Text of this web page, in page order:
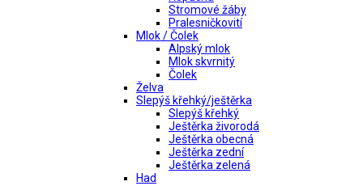
Stromové žáby
Pralesničkovití
Mlok / Čolek
Alpský mlok
Mlok skvrnitý
Čolek
Želva
Slepýš křehký/ještěrka
Slepýš křehký
Ještěrka živorodá
Ještěrka obecná
Ještěrka zední
Ještěrka zelená
Had